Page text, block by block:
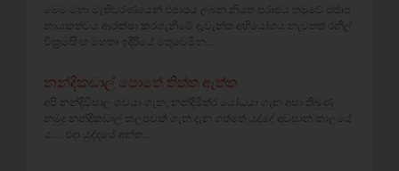
මෙම මහා මැතිවරණයෙන් එජාපය ලබන නියත පරාජය හමුවේ එජාප
නායකත්වය ආරක්ෂා කරගැනීමේ දැවැන්ත අභියෝගය නැවතත් රනිල්
වික්‍රමසිංහ මහතා ඉදිරියේ මතුවෙමින...
නන්දිකඩාල් පොතේ තිත්ත ඇත්ත
අපි නන්දිවිසාල ගවයා ගැන, නන්දිමිත්ර යෝධයා ගැන අසා තිබුණු
නමුදු නන්දිකඩාල් කලපුවක් ගැන දැන ගත්තේ යුද්දේ අවසාන කාලයේ
ය.... එදා යුද්දයේ අන්ත...